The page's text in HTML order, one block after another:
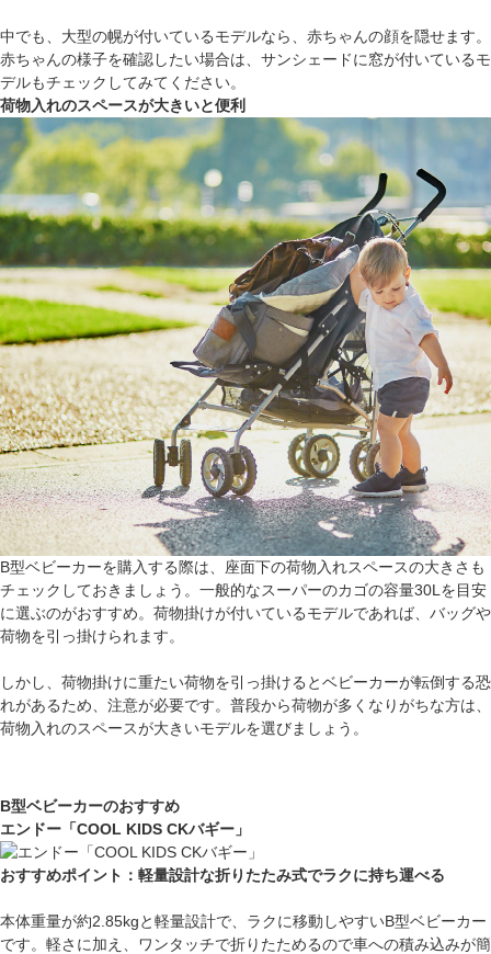
中でも、大型の幌が付いているモデルなら、赤ちゃんの顔を隠せます。
赤ちゃんの様子を確認したい場合は、サンシェードに窓が付いているモ
デルもチェックしてみてください。
荷物入れのスペースが大きいと便利
B型ベビーカーを購入する際は、座面下の荷物入れスペースの大きさも
チェックしておきましょう。一般的なスーパーのカゴの容量30Lを目安
に選ぶのがおすすめ。荷物掛けが付いているモデルであれば、バッグや
荷物を引っ掛けられます。
しかし、荷物掛けに重たい荷物を引っ掛けるとベビーカーが転倒する恐
れがあるため、注意が必要です。普段から荷物が多くなりがちな方は、
荷物入れのスペースが大きいモデルを選びましょう。
B型ベビーカーのおすすめ
エンドー「COOL KIDS CKバギー」
おすすめポイント：軽量設計な折りたたみ式でラクに持ち運べる
本体重量が約2.85kgと軽量設計で、ラクに移動しやすいB型ベビーカー
です。軽さに加え、ワンタッチで折りたためるので車への積み込みが簡